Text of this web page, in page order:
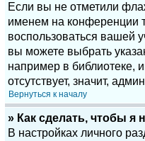
Если вы не отметили
именем на конференции
воспользоваться вашей
вы можете выбрать
например в библиотеке,
отсутствует, значит,
Вернуться к началу
» Как сделать, чтобы я
В настройках личного